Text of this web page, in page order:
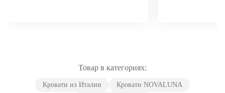
Товар в категориях:
Кровати из Италии
Кровати NOVALUNA